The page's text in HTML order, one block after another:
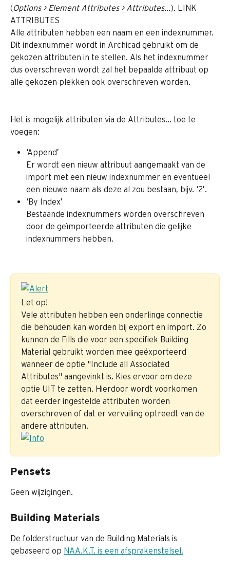
(Options > Element Attributes > Attributes...). LINK
ATTRIBUTES
Alle attributen hebben een naam en een indexnummer.
Dit indexnummer wordt in Archicad gebruikt om de
gekozen attributen in te stellen. Als het indexnummer
dus overschreven wordt zal het bepaalde attribuut op
alle gekozen plekken ook overschreven worden.
Het is mogelijk attributen via de Attributes... toe te
voegen:
‘Append’
Er wordt een nieuw attribuut aangemaakt van de
import met een nieuw indexnummer en eventueel
een nieuwe naam als deze al zou bestaan, bijv. ‘2’.
‘By Index’
Bestaande indexnummers worden overschreven
door de geïmporteerde attributen die gelijke
indexnummers hebben.
Let op!
Vele attributen hebben een onderlinge connectie
die behouden kan worden bij export en import. Zo
kunnen de Fills die voor een specifiek Building
Material gebruikt worden mee geëxporteerd
wanneer de optie "Include all Associated
Attributes" aangevinkt is. Kies ervoor om deze
optie UIT te zetten. Hierdoor wordt voorkomen
dat eerder ingestelde attributen worden
overschreven of dat er vervuiling optreedt van de
andere attributen.
Pensets
Geen wijzigingen.
Building Materials
De folderstructuur van de Building Materials is
gebaseerd op NAA.K.T. is een afsprakenstelsel.